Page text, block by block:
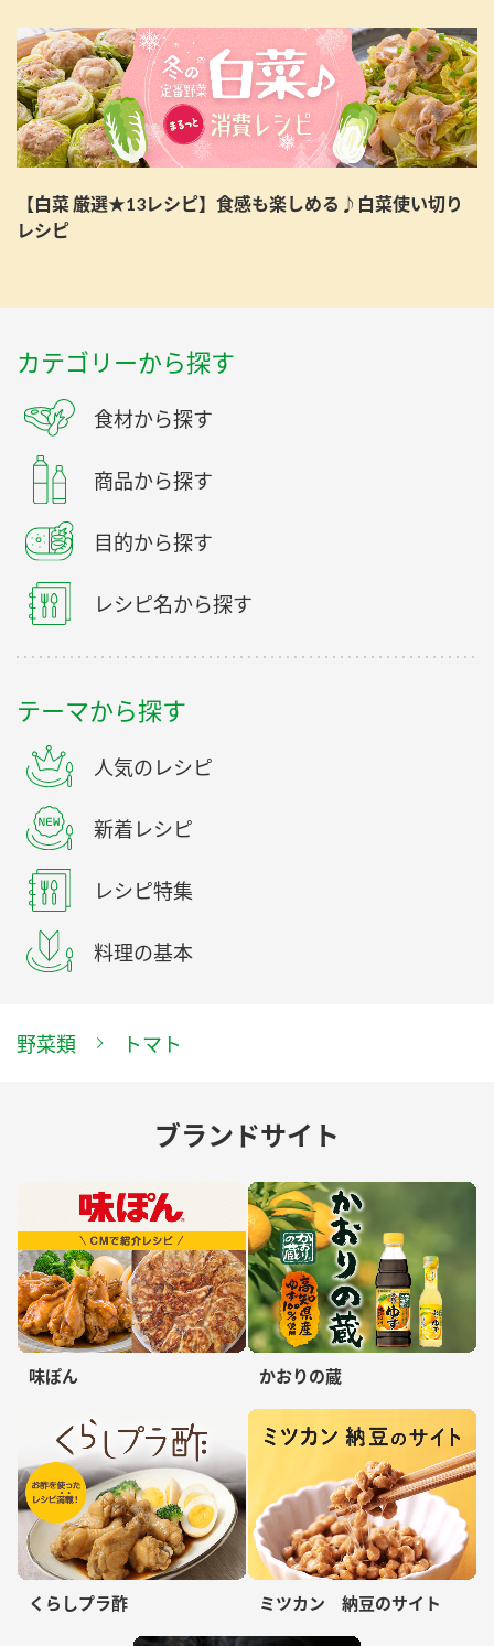
【白菜 厳選★13レシピ】食感も楽しめる♪白菜使い切り
レシピ
カテゴリーから探す
食材から探す
商品から探す
目的から探す
レシピ名から探す
テーマから探す
人気のレシピ
新着レシピ
レシピ特集
料理の基本
野菜類 トマト
ブランドサイト
味ぽん かおりの蔵
くらしプラ酢 ミツカン 納豆のサイト